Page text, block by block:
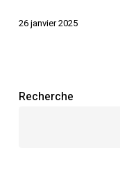
26 janvier 2025
Recherche